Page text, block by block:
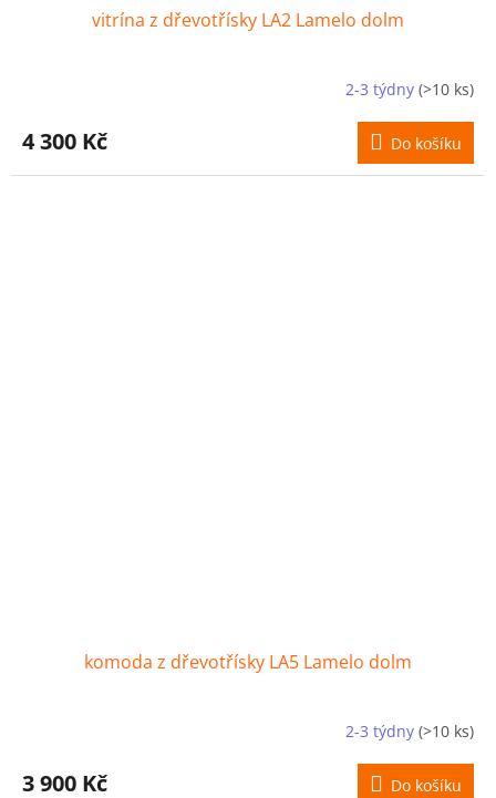
vitrína z dřevotřísky LA2 Lamelo dolm
2-3 týdny (>10 ks)
4 300 Kč Do košíku
komoda z dřevotřísky LA5 Lamelo dolm
2-3 týdny (>10 ks)
3 900 Kč Do košíku